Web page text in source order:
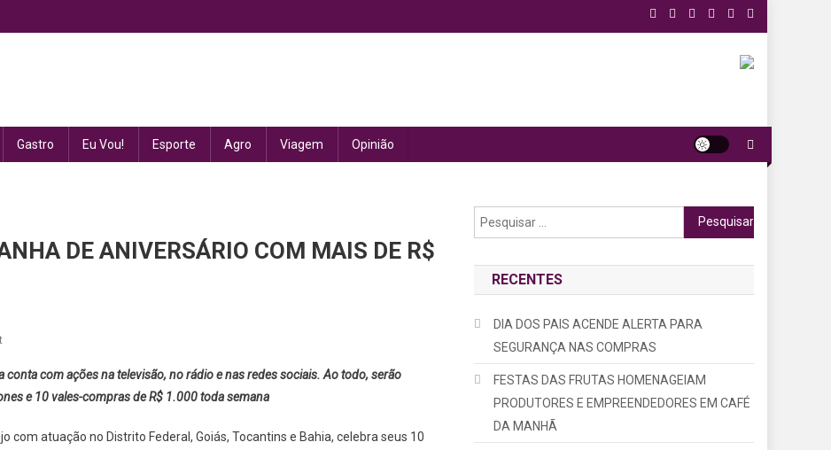
Gastro Eu Vou! Esporte Agro Viagem Opinião
DE ANIVERSÁRIO COM MAIS DE R$
On
LANÇA
CAMPANHA
ANIVERSÁRIO
com ações na televisão, no rádio e nas redes sociais. Ao todo, serão
e 10 vales-compras de R$ 1.000 toda semana
com atuação no Distrito Federal, Goiás, Tocantins e Bahia, celebra seus 10
Pesquisar
por:
RECENTES
DIA DOS PAIS ACENDE ALERTA PARA
SEGURANÇA NAS COMPRAS
FESTAS DAS FRUTAS HOMENAGEIAM
PRODUTORES E EMPREENDEDORES EM CAFÉ
DA MANHÃ